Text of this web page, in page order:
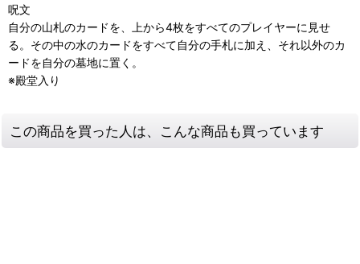
呪文
自分の山札のカードを、上から4枚をすべてのプレイヤーに見せ
る。その中の水のカードをすべて自分の手札に加え、それ以外のカ
ードを自分の墓地に置く。
※殿堂入り
この商品を買った人は、こんな商品も買っています